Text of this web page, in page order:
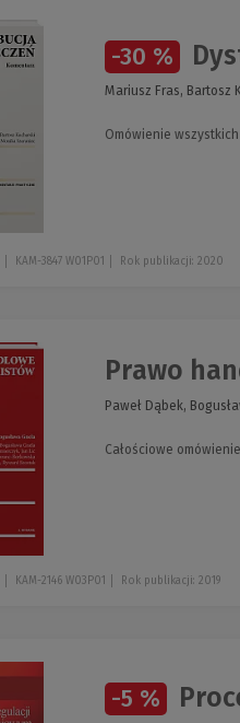
-30 %
Mariusz Fras, Bartosz
Omówienie
KAM-3847 W01P01 Rok publikacji: 2020
Prawo
Paweł Dąbek,
Całościowe
KAM-2146 W03P01 Rok publikacji: 2019
-5 %